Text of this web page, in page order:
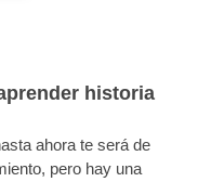
historia
ahora te será de
pero hay una